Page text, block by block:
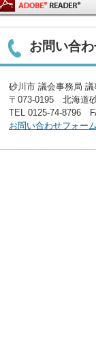
お問い合
砂川市 議会事務局 議
〒073-0195 北海道
TEL 0125-74-8796
お問い合わせフォーム